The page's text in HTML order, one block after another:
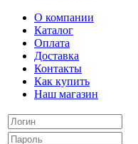
О компании
Каталог
Оплата
Доставка
Контакты
Как купить
Наш магазин